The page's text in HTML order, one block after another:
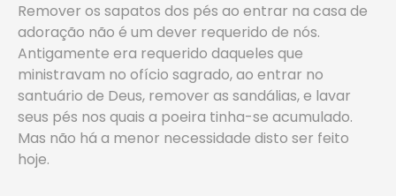
Remover os sapatos dos pés ao entrar na casa de
adoração não é um dever requerido de nós.
Antigamente era requerido daqueles que
ministravam no ofício sagrado, ao entrar no
santuário de Deus, remover as sandálias, e lavar
seus pés nos quais a poeira tinha-se acumulado.
Mas não há a menor necessidade disto ser feito
hoje.